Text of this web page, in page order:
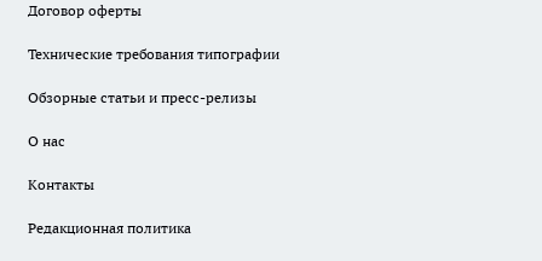
Договор оферты
Технические требования типографии
Обзорные статьи и пресс-релизы
О нас
Контакты
Редакционная политика